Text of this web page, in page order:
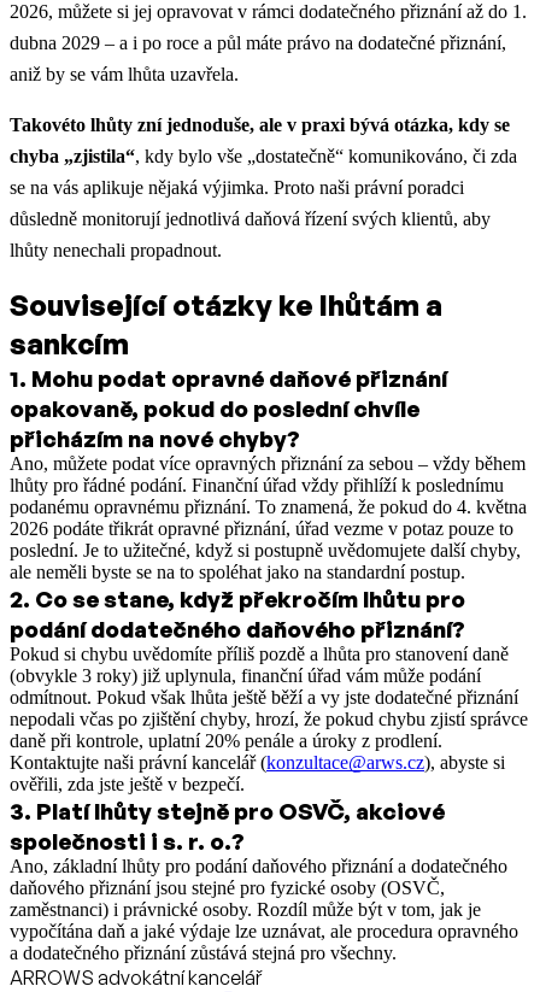
2026, můžete si jej opravovat v rámci dodatečného přiznání až do 1.
dubna 2029 – a i po roce a půl máte právo na dodatečné přiznání,
aniž by se vám lhůta uzavřela.
Takovéto lhůty zní jednoduše, ale v praxi bývá otázka, kdy se
chyba „zjistila“, kdy bylo vše „dostatečně“ komunikováno, či zda
se na vás aplikuje nějaká výjimka. Proto naši právní poradci
důsledně monitorují jednotlivá daňová řízení svých klientů, aby
lhůty nenechali propadnout.
Související otázky ke lhůtám a
sankcím
1. Mohu podat opravné daňové přiznání
opakovaně, pokud do poslední chvíle
přicházím na nové chyby?
Ano, můžete podat více opravných přiznání za sebou – vždy během
lhůty pro řádné podání. Finanční úřad vždy přihlíží k poslednímu
podanému opravnému přiznání. To znamená, že pokud do 4. května
2026 podáte třikrát opravné přiznání, úřad vezme v potaz pouze to
poslední. Je to užitečné, když si postupně uvědomujete další chyby,
ale neměli byste se na to spoléhat jako na standardní postup.
2. Co se stane, když překročím lhůtu pro
podání dodatečného daňového přiznání?
Pokud si chybu uvědomíte příliš pozdě a lhůta pro stanovení daně
(obvykle 3 roky) již uplynula, finanční úřad vám může podání
odmítnout. Pokud však lhůta ještě běží a vy jste dodatečné přiznání
nepodali včas po zjištění chyby, hrozí, že pokud chybu zjistí správce
daně při kontrole, uplatní 20% penále a úroky z prodlení.
Kontaktujte naši právní kancelář (konzultace@arws.cz), abyste si
ověřili, zda jste ještě v bezpečí.
3. Platí lhůty stejně pro OSVČ, akciové
společnosti i s. r. o.?
Ano, základní lhůty pro podání daňového přiznání a dodatečného
daňového přiznání jsou stejné pro fyzické osoby (OSVČ,
zaměstnanci) i právnické osoby. Rozdíl může být v tom, jak je
vypočítána daň a jaké výdaje lze uznávat, ale procedura opravného
a dodatečného přiznání zůstává stejná pro všechny.
ARROWS advokátní kancelář